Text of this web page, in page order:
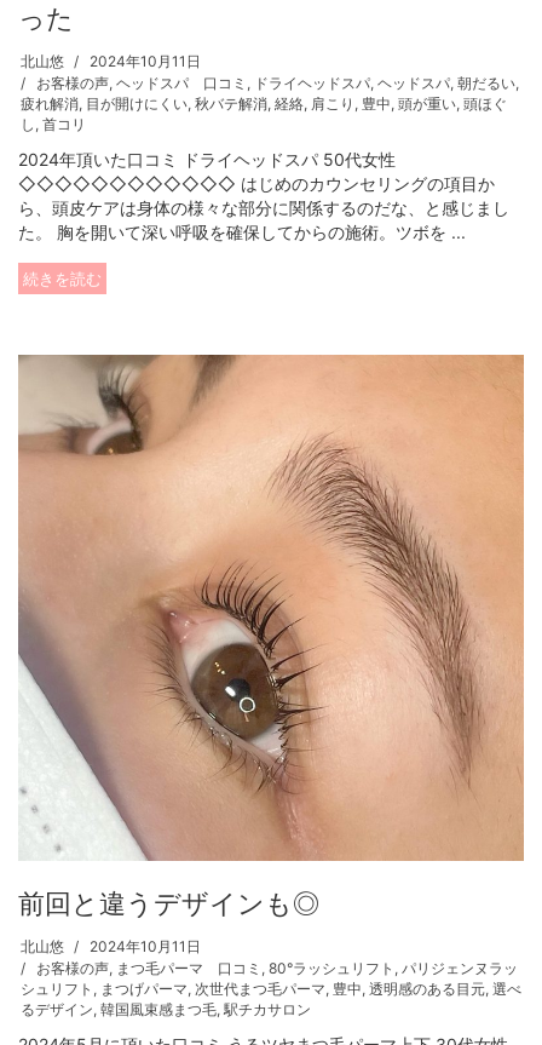
った
北山悠
2024年10月11日
お客様の声, ヘッドスパ 口コミ , ドライヘッドスパ, ヘッドスパ, 朝だるい,
疲れ解消, 目が開けにくい, 秋バテ解消, 経絡, 肩こり , 豊中, 頭が重い, 頭ほぐ
し , 首コリ
2024年頂いた口コミ ドライヘッドスパ 50代女性
◇◇◇◇◇◇◇◇◇◇◇◇ はじめのカウンセリングの項目か
ら、頭皮ケアは身体の様々な部分に関係するのだな、と感じまし
た。 胸を開いて深い呼吸を確保してからの施術。ツボを ...
続きを読む
前回と違うデザインも◎
北山悠
2024年10月11日
お客様の声, まつ毛パーマ 口コミ , 80°ラッシュリフト , パリジェンヌラッ
シュリフト , まつげパーマ, 次世代まつ毛パーマ, 豊中, 透明感のある目元, 選べ
るデザイン, 韓国風束感まつ毛, 駅チカサロン